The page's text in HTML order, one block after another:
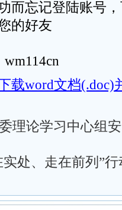
忘记登陆账号，
的好友
载word文档(.doc)
理论学习中心组
实处、走在前列”